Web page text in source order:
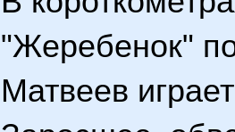
"Жеребенок"
Матвеев